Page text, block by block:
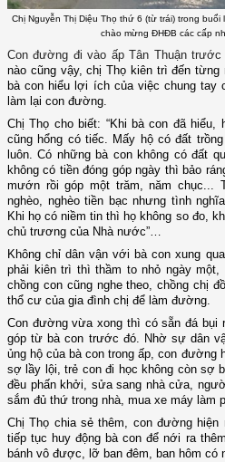
Chị Nguyễn Thị Diệu Thọ thứ 6 (từ trái) trong
chào mừng ĐHĐB các cấp
Con đường đi vào ấp Tân Thuận
nào cũng vậy, chị Thọ kiên trì đến
bà con hiểu lợi ích của việc chung tay
làm lại con đường.
Chị Thọ cho biết: “Khi bà con đã
cũng hổng có tiếc. Mấy hộ có đất
luôn. Có những bà con không có đất
không có tiền đóng góp ngày thì bảo
mướn rồi góp một trăm, năm chục...
nghèo, nghèo tiền bạc nhưng tình
Khi họ có niềm tin thì họ không so đo,
chủ trương của Nhà nước”…
Không chỉ dân vận với bà con xung
phải kiên trì thì thầm to nhỏ ngày một,
chồng con cũng nghe theo, chồng chị
thổ cư của gia đình chị để làm đường.
Con đường vừa xong thì có sẵn đá bụi
góp từ bà con trước đó. Nhờ sự dân
ủng hộ của bà con trong ấp, con đường
sợ lầy lội, trẻ con đi học không còn sợ
đều phấn khởi, sửa sang nhà cửa,
sắm đủ thứ trong nhà, mua xe máy làm
Chị Thọ chia sẻ thêm, con đường
tiếp tục huy động bà con để nới ra
bánh vô được, lỡ ban đêm, ban hôm